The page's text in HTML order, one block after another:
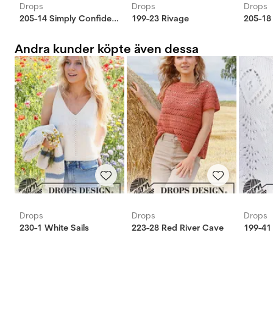
Drops
205-14 Simply Confident tröja
Drops
199-23 Rivage
Drops
205-
Andra kunder köpte även dessa
Drops
230-1 White Sails
Drops
223-28 Red River Cave
Drops
199-